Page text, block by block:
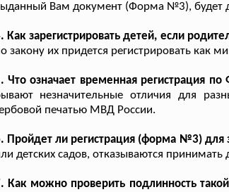
Вам документ (Форма №3), будет
Как зарегистрировать детей, если
закону их придется регистрировать как
Что означает временная регистрация
незначительные отличия для
печатью МВД России.
Пройдет ли регистрация (форма №3) для
детских садов, отказываются
Как можно проверить подлинность